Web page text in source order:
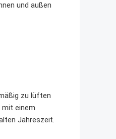
und außen
zu lüften
mit einem
Jahreszeit.